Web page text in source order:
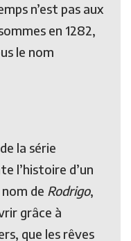
n’est pas aux
en 1282,
le nom
la série
l’histoire d’un
de Rodrigo,
grâce à
que les rêves